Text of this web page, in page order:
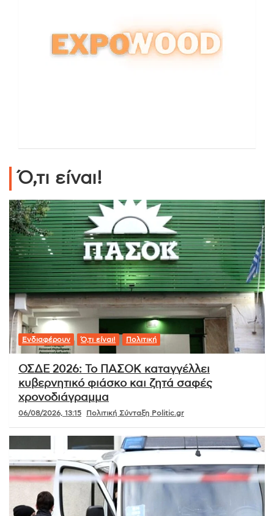
Ό,τι είναι!
Ενδιαφέρουν Ό,τι είναι! Πολιτική
ΟΣΔΕ 2026: Το ΠΑΣΟΚ καταγγέλλει
κυβερνητικό φιάσκο και ζητά σαφές
χρονοδιάγραμμα
06/08/2026, 13:15 Πολιτική Σύνταξη Politic.gr